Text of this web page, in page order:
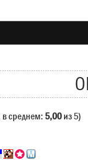
в среднем: 5,00из 5)